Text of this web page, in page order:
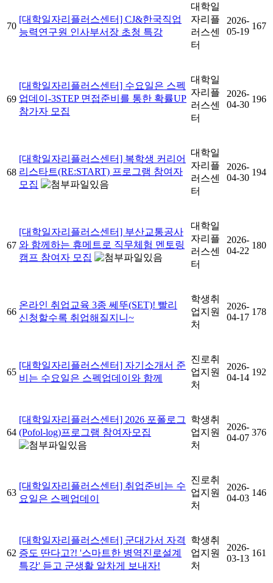
70
[대학일자리플러스센터] CJ&한국직업
능력연구원 인사부서장 초청 특강
대학일
자리플
러스센
터
2026-
05-19
167
69
[대학일자리플러스센터] 수요일은 스펙
업데이-3STEP 면접준비를 통한 확률UP
참가자 모집
대학일
자리플
러스센
터
2026-
04-30
196
68
[대학일자리플러스센터] 복학생 커리어
리스타트(RE:START) 프로그램 참여자
모집
대학일
자리플
러스센
터
2026-
04-30
194
67
[대학일자리플러스센터] 부산교통공사
와 함께하는 휴메트로 직무체험 멘토링
캠프 참여자 모집
대학일
자리플
러스센
터
2026-
04-22
180
66
온라인 취업교육 3종 쎄뚜(SET)! 빨리
신청할수록 취업해질지니~
학생취
업지원
처
2026-
04-17
178
65
[대학일자리플러스센터] 자기소개서 준
비는 수요일은 스펙업데이와 함께
진로취
업지원
처
2026-
04-14
192
64
[대학일자리플러스센터] 2026 포폴로그
(Pofol-log)프로그램 참여자모집
학생취
업지원
처
2026-
04-07
376
63
[대학일자리플러스센터] 취업준비는 수
요일은 스펙업데이
진로취
업지원
처
2026-
04-03
146
62
[대학일자리플러스센터] 군대가서 자격
증도 딴다고?! '스마트한 병역진로설계
특강' 듣고 군생활 알차게 보내자!
학생취
업지원
처
2026-
03-13
161